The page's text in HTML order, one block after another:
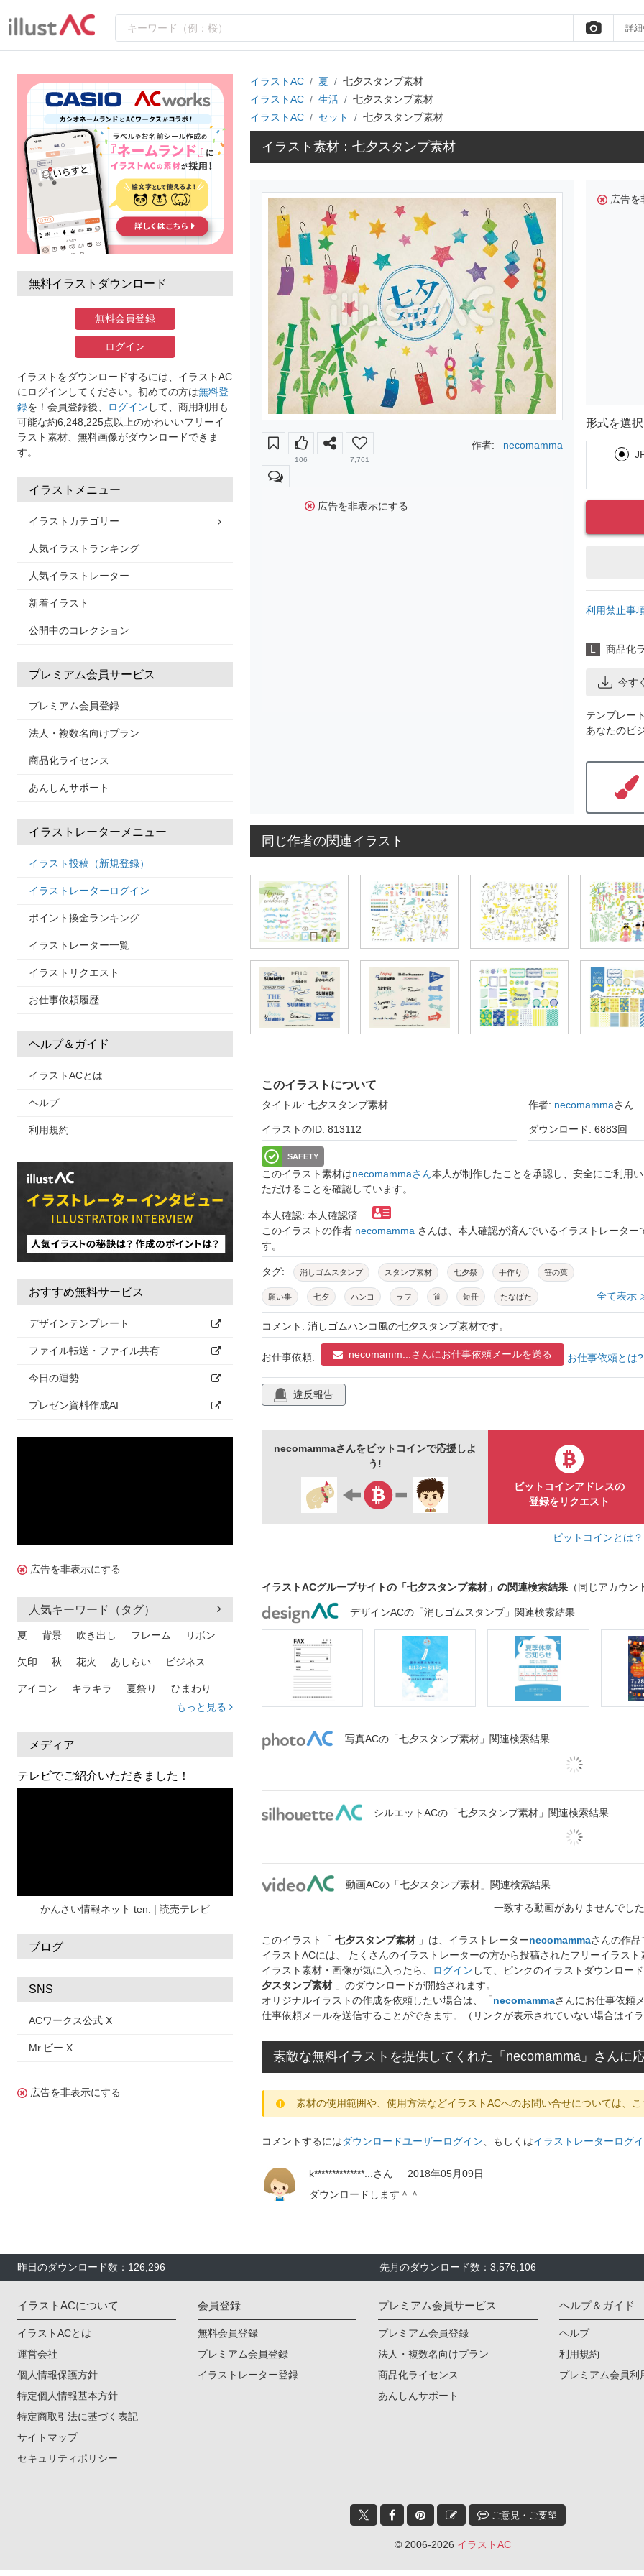
詳細
無料イラストダウンロード
無料会員登録
ログイン
イラストをダウンロードするには、イラストAC
にログインしてください。初めての方は無料登
録を！会員登録後、 ログイン して、商用利用も
可能な約6,248,225点以上のかわいいフリーイ
ラスト素材、無料画像がダウンロードできま
す。
イラストメニュー
イラストカテゴリー
人気イラストランキング
人気イラストレーター
新着イラスト
公開中のコレクション
プレミアム会員サービス
プレミアム会員登録
法人・複数名向けプラン
商品化ライセンス
あんしんサポート
イラストレーターメニュー
イラスト投稿（新規登録）
イラストレーターログイン
ポイント換金ランキング
イラストレーター一覧
イラストリクエスト
お仕事依頼履歴
ヘルプ＆ガイド
イラストACとは
ヘルプ
利用規約
おすすめ無料サービス
デザインテンプレート
ファイル転送・ファイル共有
今日の運勢
プレゼン資料作成AI
広告を非表示にする
人気キーワード（タグ）
夏 背景 吹き出し フレーム リボン
矢印 秋 花火 あしらい ビジネス
アイコン キラキラ 夏祭り ひまわり
熱中症
人物 暑中見舞い
日本地図 海
もっと見る
メディア
テレビでご紹介いただきました！
かんさい情報ネット ten. | 読売テレビ
ブログ
SNS
ACワークス公式 X
Mr.ビー X
広告を非表示にする
イラストAC 夏
七夕スタンプ素材
イラストAC
生活
七夕スタンプ素材
イラストAC
セット 七夕スタンプ素材
イラスト素材：七夕スタンプ素材
106 7,761
作者: necomamma
広告を非表示にする
広告を
形式を選
利用禁止事
L 商品化
今す
テンプレー
あなたのビ
同じ作者の関連イラスト
このイラストについて
タイトル: 七夕スタンプ素材 作者: necomammaさん
イラストのID: 813112 ダウンロード: 6883回
SAFETY
このイラスト素材はnecomammaさん本人が制作したことを承認し、安全にご利用い
ただけることを確認しています。
本人確認: 本人確認済
このイラストの作者 necomamma さんは、本人確認が済んでいるイラストレーター
す。
タグ: 消しゴムスタンプ スタンプ素材 七夕祭 手作り 笹の葉
願い事 七夕 ハンコ ラフ 笹 短冊 たなばた
七夕飾り 飾り 竹 折り紙 夏 キラキラ
カラフル イラスト かわいい アナログ
全て表示
コメント: 消しゴムハンコ風の七夕スタンプ素材です。
お仕事依頼: necomamm...さんにお仕事依頼メールを送る お仕事依頼とは
違反報告
necomammaさんをビットコインで応援しよ
う!
ビットコインアドレスの
登録をリクエスト
ビットコインとは
イラストACグループサイトの「七夕スタンプ素材」の関連検索結果 （同じアカウ
デザインACの「消しゴムスタンプ」関連検索結果
写真ACの「七夕スタンプ素材」関連検索結果
シルエットACの「七夕スタンプ素材」関連検索結果
動画ACの「七夕スタンプ素材」関連検索結果
一致する動画がありませんでし
このイラスト「 七夕スタンプ素材 」は、イラストレーターnecomammaさんの作品
イラストACには、 たくさんのイラストレーターの方から投稿されたフリーイラス
イラスト素材・画像が気に入ったら、
ログイン して、ピンクのイラストダウンロー
夕スタンプ素材 」のダウンロードが開始されます。
オリジナルイラストの作成を依頼したい場合は、「necomammaさんにお仕事依頼
仕事依頼メールを送信することができます。（リンクが表示されていない場合はイ
素敵な無料イラストを提供してくれた「necomamma」さんに
素材の使用範囲や、使用方法などイラストACへのお問い合せについては、
コメントするにはダウンロードユーザーログイン 、もしくはイラストレーターログ
k**************... さん
2018年05月09日
ダウンロードします＾＾
昨日のダウンロード数：126,296 先月のダウンロード数：3,576,106
イラストACについて
イラストACとは
運営会社
個人情報保護方針
特定個人情報基本方針
特定商取引法に基づく表記
サイトマップ
セキュリティポリシー
会員登録
無料会員登録
プレミアム会員登録
イラストレーター登録
プレミアム会員サービス
プレミアム会員登録
法人・複数名向けプラン
商品化ライセンス
あんしんサポート
ヘルプ＆ガイド
ヘルプ
利用規約
プレミアム会員利
ご意見・ご要望
© 2006-2026 イラストAC